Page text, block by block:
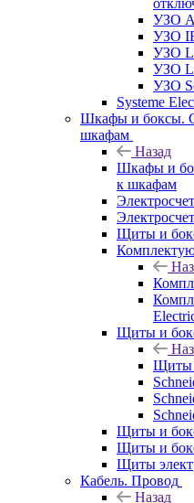
УЗО
УЗО
УЗО
УЗО
УЗО
Systeme
Шкафы и боксы.
шкафам
Назад
Шкафы и
к шкафам
Щиты и
Щиты и
Щиты
Щиты и
Щиты и
Щиты
Кабель. Провод
Назад